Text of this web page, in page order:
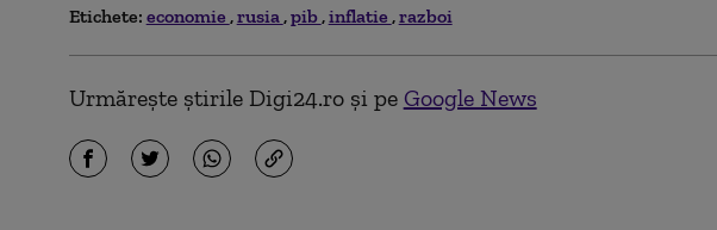
Etichete: economie rusia pib inflatie razboi
Urmărește știrile Digi24.ro și pe Google News